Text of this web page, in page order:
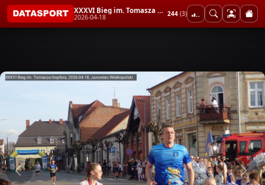
XXXVI Bieg im. Tomasza Hopfera
2026-04-18 244 (3)